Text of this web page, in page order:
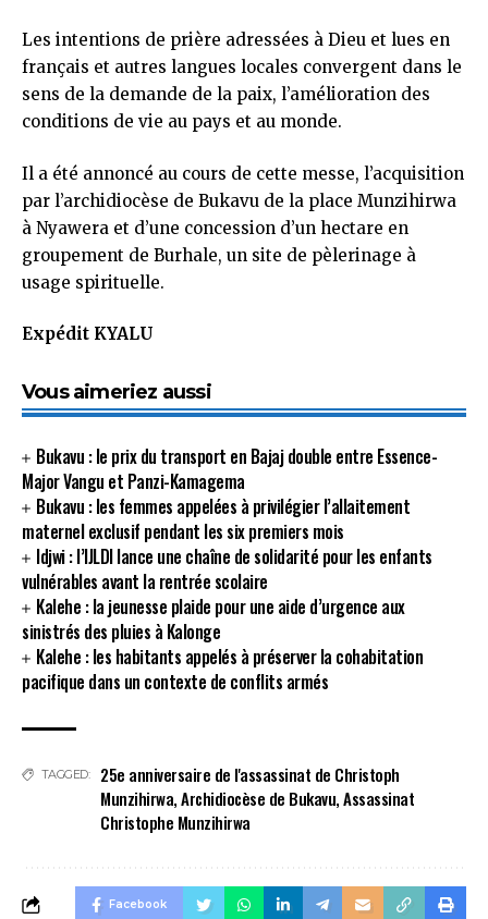
Les intentions de prière adressées à Dieu et lues en
français et autres langues locales convergent dans le
sens de la demande de la paix, l’amélioration des
conditions de vie au pays et au monde.
Il a été annoncé au cours de cette messe, l’acquisition
par l’archidiocèse de Bukavu de la place Munzihirwa
à Nyawera et d’une concession d’un hectare en
groupement de Burhale, un site de pèlerinage à
usage spirituelle.
Expédit KYALU
Vous aimeriez aussi
Bukavu : le prix du transport en Bajaj double entre Essence-
Major Vangu et Panzi-Kamagema
Bukavu : les femmes appelées à privilégier l’allaitement
maternel exclusif pendant les six premiers mois
Idjwi : l’IJLDI lance une chaîne de solidarité pour les enfants
vulnérables avant la rentrée scolaire
Kalehe : la jeunesse plaide pour une aide d’urgence aux
sinistrés des pluies à Kalonge
Kalehe : les habitants appelés à préserver la cohabitation
pacifique dans un contexte de conflits armés
TAGGED:
25e anniversaire de l'assassinat de Christoph
Munzihirwa,Archidiocèse de Bukavu,Assassinat
Christophe Munzihirwa
Facebook